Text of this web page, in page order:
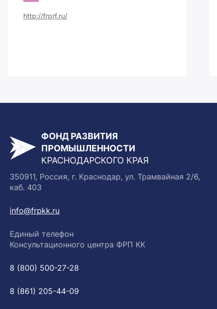
http://frprf.ru/
ФОНД РАЗВИТИЯ
ПРОМЫШЛЕННОСТИ
КРАСНОДАРСКОГО КРАЯ
350911, Россия, г. Краснодар, ул. Трамвайная 2/6,
каб. 403
info@frpkk.ru
Единый телефон
Консультационного центра ФРП КК
8 (800) 500-27-28
8 (861) 205-44-09